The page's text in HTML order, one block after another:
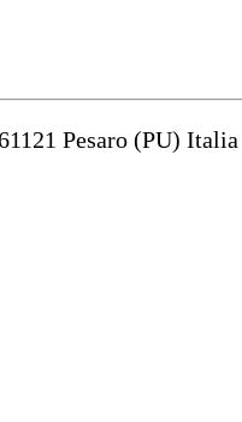
Pesaro (PU) Italia